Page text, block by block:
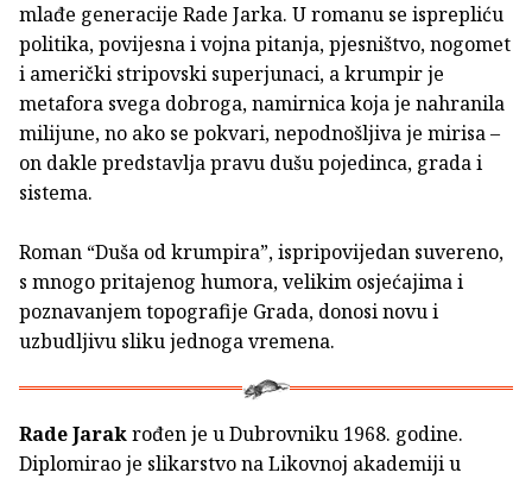
mlađe generacije Rade Jarka. U romanu se isprepliću
politika, povijesna i vojna pitanja, pjesništvo, nogomet
i američki stripovski superjunaci, a krumpir je
metafora svega dobroga, namirnica koja je nahranila
milijune, no ako se pokvari, nepodnošljiva je mirisa –
on dakle predstavlja pravu dušu pojedinca, grada i
sistema.
Roman “Duša od krumpira”, ispripovijedan suvereno,
s mnogo pritajenog humora, velikim osjećajima i
poznavanjem topografije Grada, donosi novu i
uzbudljivu sliku jednoga vremena.
Rade Jarakrođen je u Dubrovniku 1968. godine.
Diplomirao je slikarstvo na Likovnoj akademiji u